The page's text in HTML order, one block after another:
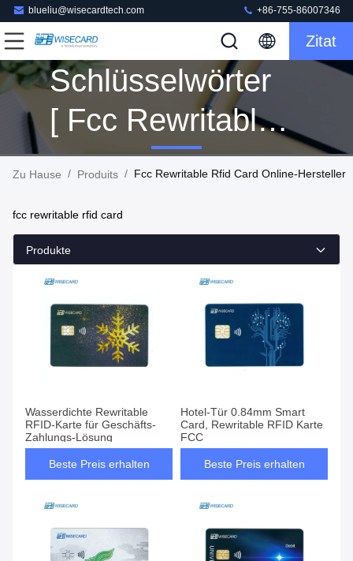
blueliu@wisecardtech.com +86-755-86007346
Zitat
Schlüsselwörter
[ Fcc Rewritable
Rfid Card ]
6 Produits
Zu Hause / Produits / Fcc Rewritable Rfid Card Online-Hersteller
fcc rewritable rfid card
Produkte
Wasserdichte Rewritable
RFID-Karte für Geschäfts-
Zahlungs-Lösung
Beste Preis erhalten
Hotel-Tür 0.84mm Smart
Card, Rewritable RFID Karte
FCC
Beste Preis erhalten